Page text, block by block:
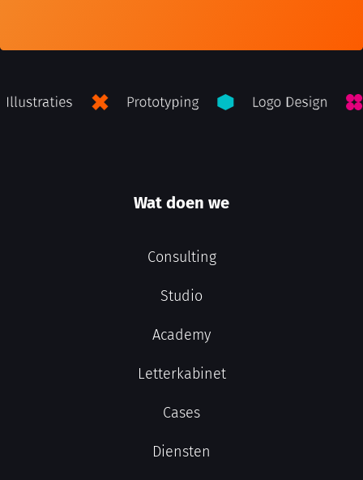
Wat doen we
Consulting
Studio
Academy
Letterkabinet
Cases
Diensten